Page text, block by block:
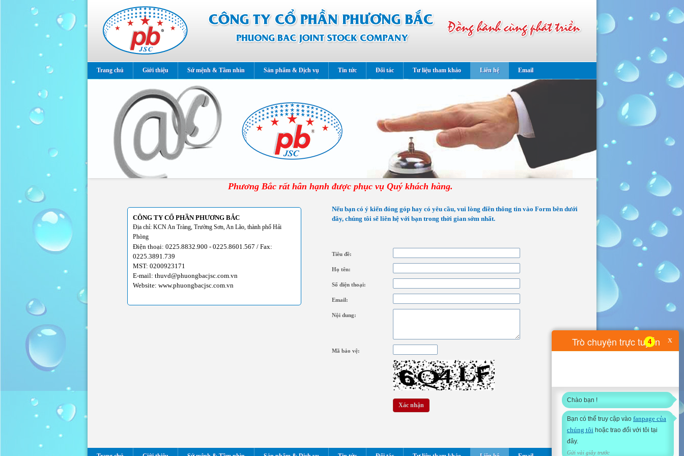
Trang chủ Giới thiệu Sứ mệnh & Tầm nhìn Sản phẩm & Dịch vụ Tin tức Đối tác Tư liệu tham khảo Liên hệ Email
Phương Bắc rất hân hạnh được phục vụ Quý khách hàng.
CÔNG TY CỔ PHẦN PHƯƠNG BẮC
Địa chỉ: KCN An Tràng, Trường Sơn, An Lão, thành phố Hải
Phòng
Điện thoại: 0225.8832.900 - 0225.8601.567 / Fax:
0225.3891.739
MST: 0200923171
E-mail: thuvd@phuongbacjsc.com.vn
Website: www.phuongbacjsc.com.vn
Nếu bạn có ý kiến đóng góp hay có yêu cầu, vui lòng điền thông tin vào Form bên dưới
đây, chúng tôi sẽ liên hệ với bạn trong thời gian sớm nhất.
Tiêu đề:
Họ tên:
Số điện thoại:
Email:
Nội dung:
Mã bảo vệ:
Trò chuyện trực tuyến
4 x
Chào bạn !
Bạn có thể truy cập vào fanpage của
chúng tôi hoặc trao đổi với tôi tại
đây.
Gửi vài giây trước